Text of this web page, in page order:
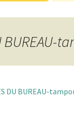
BUREAU-
DU BUREAU-